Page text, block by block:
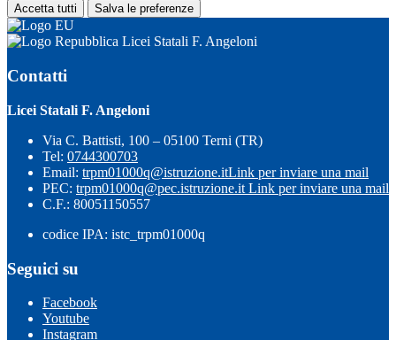
Accetta tutti Salva le preferenze
Licei Statali F. Angeloni
Contatti
Licei Statali F. Angeloni
Via C. Battisti, 100 – 05100 Terni (TR)
Tel: 0744300703
Email: trpm01000q@istruzione.itLink per inviare una mail
PEC: trpm01000q@pec.istruzione.it Link per inviare una mail
C.F.: 80051150557
codice IPA: istc_trpm01000q
Seguici su
Facebook
Youtube
Instagram